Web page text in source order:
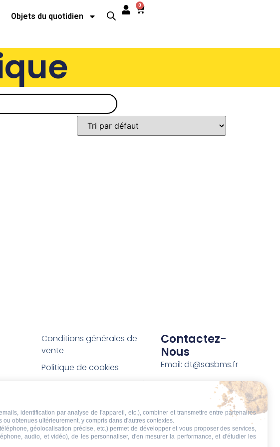
Objets du quotidien
0
Conditions générales de
vente
Politique de cookies
Politique de confidentialité
Conditions de retour et de
remboursement
Contactez-
Nous
Email: dt@sasbms.fr
identification par analyse de l'appareil, etc.), combiner et transmettre entre partenaires
obtenues ultérieurement, y compris dans d'autres contextes.
géolocalisation précise, etc.) permet de développer et vous proposer des services,
audio, et vidéo), de les personnaliser, d'en mesurer la performance, et d'étudier les